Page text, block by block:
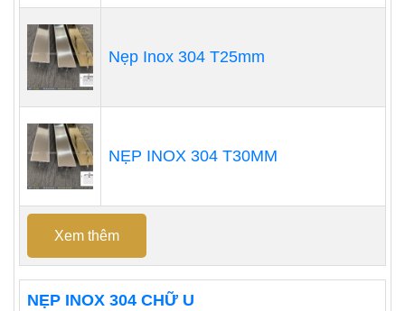
Nẹp Inox 304 T25mm
NẸP INOX 304 T30MM
Xem thêm
NẸP INOX 304 CHỮ U